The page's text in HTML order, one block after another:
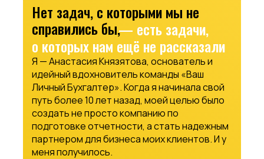
о которых нам ещё не рассказали
— есть задачи,
Нет задач, с которыми мы не
справились бы,
Я — Анастасия Князятова, основатель и
идейный вдохновитель команды «Ваш
Личный Бухгалтер». Когда я начинала свой
путь более 10 лет назад, моей целью было
создать не просто компанию по
подготовке отчетности, а стать надежным
партнером для бизнеса моих клиентов. И у
меня получилось.